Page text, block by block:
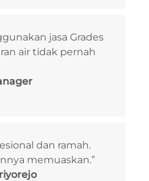
jasa Grades
air tidak pernah
dan ramah.
memuaskan.”